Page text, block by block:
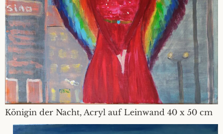
Königin der Nacht, Acryl auf Leinwand 40 x 50 cm